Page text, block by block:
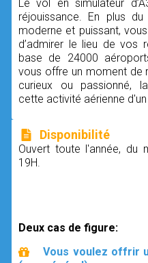
Le vol en simulateur
réjouissance. En plus
moderne et puissant,
d’admirer le lieu de vos
base de 24000
vous offre un moment de
curieux ou passionné,
cette activité aérienne
Disponibilité
Ouvert toute l'année, du
19H.
Deux cas de figure:
Vous voulez offrir